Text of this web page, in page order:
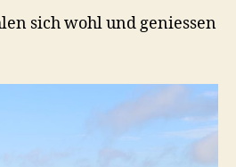
sich wohl und geniessen